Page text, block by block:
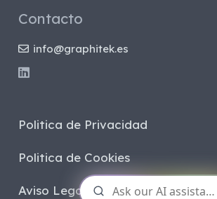
Contacto
info@graphitek.es
Politica de Privacidad
Politica de Cookies
Aviso Legal